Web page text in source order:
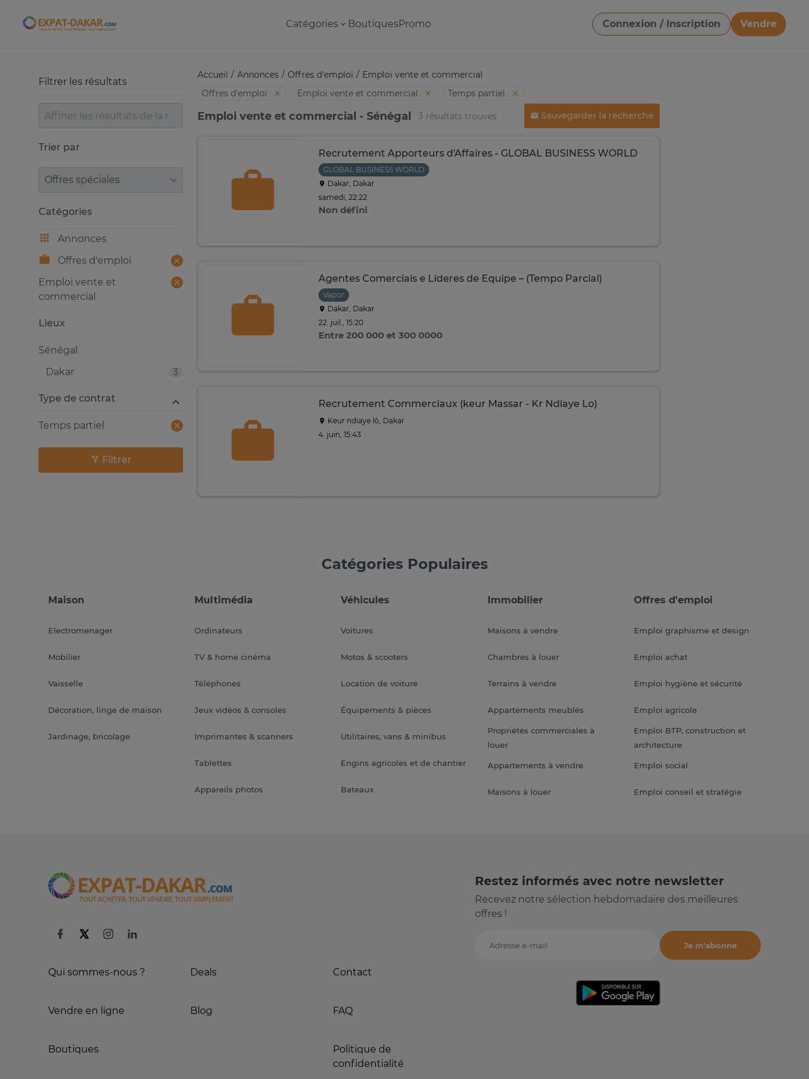
Expat-Dakar Catégories BoutiquesPromo Connexion / Inscription
Vendre
Télécharger une image
Accueil Annonces Offres d'emploi
Emploi vente et commercial
Offres d'emploi
Emploi vente et commercial Temps partiel
Emploi vente et commercial - Sénégal 3 résultats trouvés Sauvegarder la recherche
Recrutement Apporteurs d'Affaires - GLOBAL BUSINESS WORLD
GLOBAL BUSINESS WORLD
Dakar, Dakar
samedi, 22:22
Non défini
Agentes Comerciais e Líderes de Equipe – (Tempo Parcial)
Vapor
Dakar, Dakar
22. juil., 15:20
Entre 200 000 et 300 0000
Recrutement Commerciaux (keur Massar - Kr Ndiaye Lo)
Keur ndiaye lô, Dakar
4. juin, 15:43
Filtrer les résultats
Trier par
Trier par
Catégories
Annonces
Offres d'emploi
Emploi vente et
commercial
Lieux
Sénégal
3
Dakar
Type de contrat
Temps partiel
Filtrer
Catégories Populaires
Maison
Electromenager
Mobilier
Vaisselle
Décoration, linge de maison
Jardinage, bricolage
Multimédia
Ordinateurs
TV & home cinéma
Téléphones
Jeux vidéos & consoles
Imprimantes & scanners
Tablettes
Appareils photos
Véhicules
Voitures
Motos & scooters
Location de voiture
Équipements & pièces
Utilitaires, vans & minibus
Engins agricoles et de chantier
Bateaux
Immobilier
Maisons à vendre
Chambres à louer
Terrains à vendre
Appartements meublés
Propriétés commerciales à
louer
Appartements à vendre
Maisons à louer
Offres d'emploi
Emploi graphisme et design
Emploi achat
Emploi hygiène et sécurité
Emploi agricole
Emploi BTP, construction et
architecture
Emploi social
Emploi conseil et stratégie
Qui sommes-nous ?
Vendre en ligne
Boutiques
Deals
Blog
Contact
FAQ
Politique de
confidentialité
Restez informés avec notre newsletter
Recevez notre sélection hebdomadaire des meilleures
offres !
Adresse e-mail
Je m'abonne